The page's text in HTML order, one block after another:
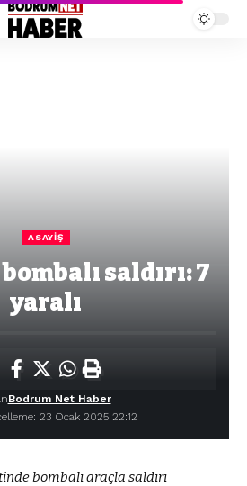
ASAYIŞ
saldırı: 7
yaralı
23 Ocak 2025 22:12
Bodrum Net Haber
bombalı araçla saldırı